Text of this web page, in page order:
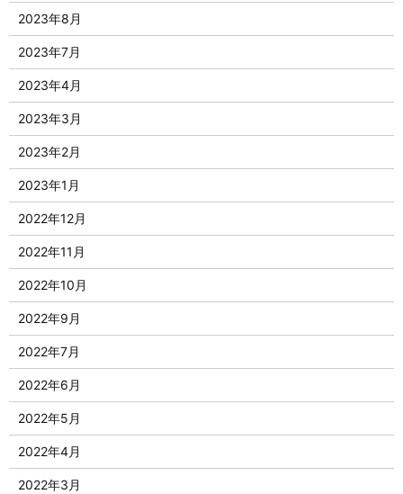
2023年8月
2023年7月
2023年4月
2023年3月
2023年2月
2023年1月
2022年12月
2022年11月
2022年10月
2022年9月
2022年7月
2022年6月
2022年5月
2022年4月
2022年3月